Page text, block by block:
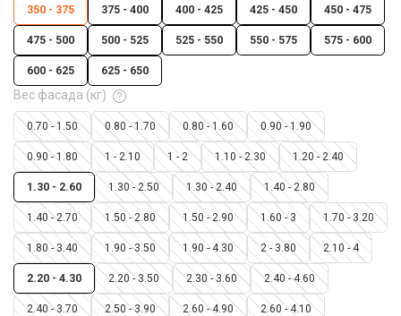
350 - 375 375 - 400 400 - 425 425 - 450 450 - 475
475 - 500 500 - 525 525 - 550 550 - 575 575 - 600
600 - 625 625 - 650
Вес фасада (кг)
0.70 - 1.50 0.80 - 1.70 0.80 - 1.60 0.90 - 1.90
0.90 - 1.80 1 - 2.10 1 - 2 1.10 - 2.30 1.20 - 2.40
1.30 - 2.60 1.30 - 2.50 1.30 - 2.40 1.40 - 2.80
1.40 - 2.70 1.50 - 2.80 1.50 - 2.90 1.60 - 3 1.70 - 3.20
1.80 - 3.40 1.90 - 3.50 1.90 - 4.30 2 - 3.80 2.10 - 4
2.20 - 4.30 2.20 - 3.50 2.30 - 3.60 2.40 - 4.60
2.40 - 3.70 2.50 - 3.90 2.60 - 4.90 2.60 - 4.10